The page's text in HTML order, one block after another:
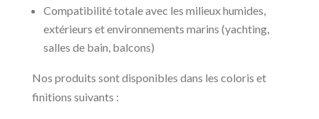
Compatibilité totale avec les milieux humides,
extérieurs et environnements marins (yachting,
salles de bain, balcons)
Nos produits sont disponibles dans les coloris et
finitions suivants :